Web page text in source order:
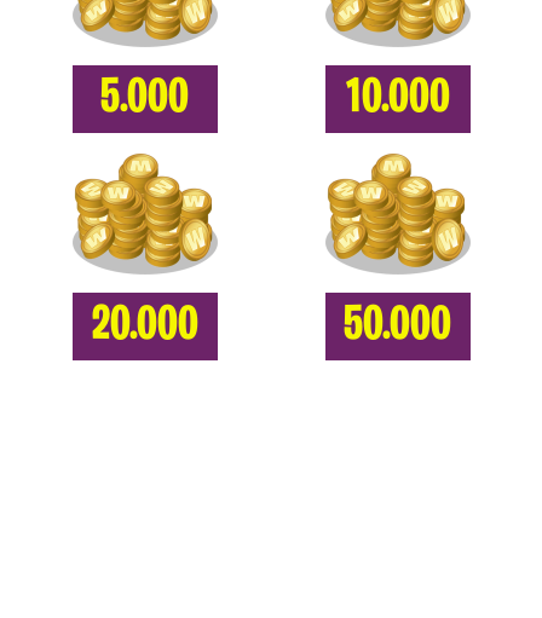
5.000 10.000
20.000 50.000